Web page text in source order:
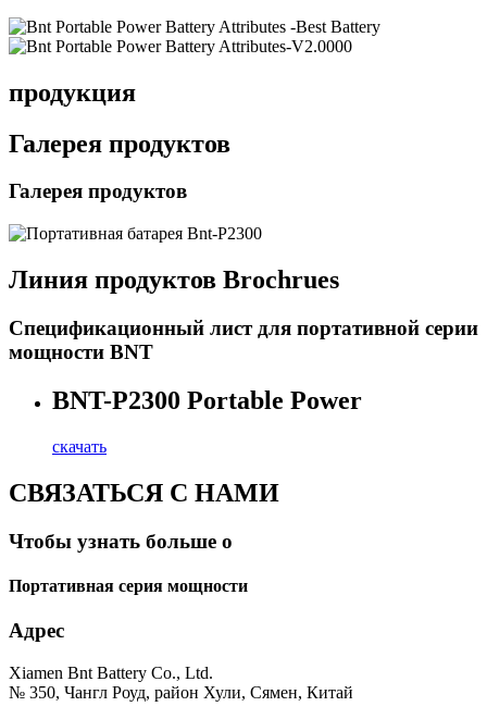
продукция
Галерея продуктов
Галерея продуктов
Линия продуктов Brochrues
Спецификационный лист для портативной серии
мощности BNT
BNT-P2300 Portable Power
скачать
СВЯЗАТЬСЯ С НАМИ
Чтобы узнать больше о
Портативная серия мощности
Адрес
Xiamen Bnt Battery Co., Ltd.
№ 350, Чангл Роуд, район Хули, Сямен, Китай